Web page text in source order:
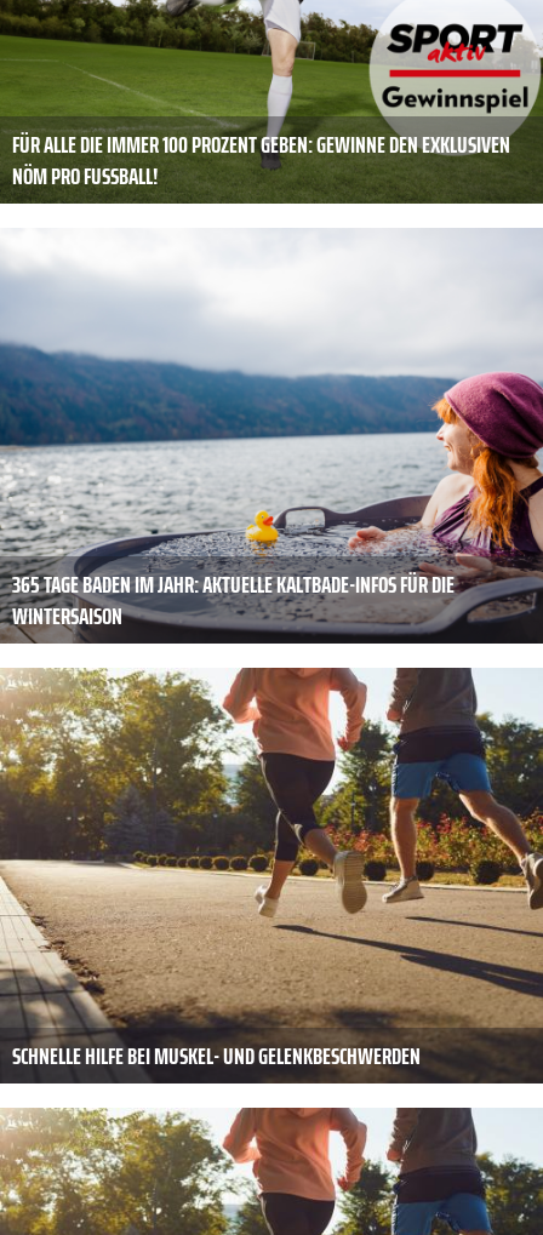
FÜR ALLE DIE IMMER 100 PROZENT GEBEN: GEWINNE DEN EXKLUSIVEN
NÖM PRO FUSSBALL!
365 TAGE BADEN IM JAHR: AKTUELLE KALTBADE-INFOS FÜR DIE
WINTERSAISON
SCHNELLE HILFE BEI MUSKEL- UND GELENKBESCHWERDEN